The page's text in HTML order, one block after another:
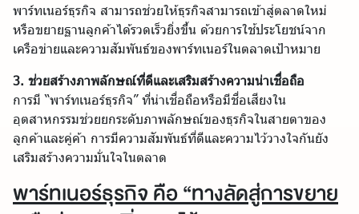
พาร์ทเนอร์ธุรกิจ สามารถช่วยให้ธุรกิจสามารถเข้าสู่ตลาดใหม่
หรือขยายฐานลูกค้าได้รวดเร็วยิ่งขึ้น ด้วยการใช้ประโยชน์จาก
เครือข่ายและความสัมพันธ์ของพาร์ทเนอร์ในตลาดเป้าหมาย
3. ช่วยสร้างภาพลักษณ์ที่ดีและเสริมสร้างความน่าเชื่อถือ
การมี “พาร์ทเนอร์ธุรกิจ” ที่น่าเชื่อถือหรือมีชื่อเสียงใน
อุตสาหกรรมช่วยยกระดับภาพลักษณ์ของธุรกิจในสายตาของ
ลูกค้าและคู่ค้า การมีความสัมพันธ์ที่ดีและความไว้วางใจกันยัง
เสริมสร้างความมั่นใจในตลาด
พาร์ทเนอร์ธุรกิจ คือ “ทางลัดสู่การขยาย